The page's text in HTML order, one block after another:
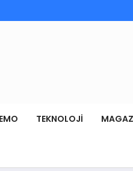
TEKNOLOJI